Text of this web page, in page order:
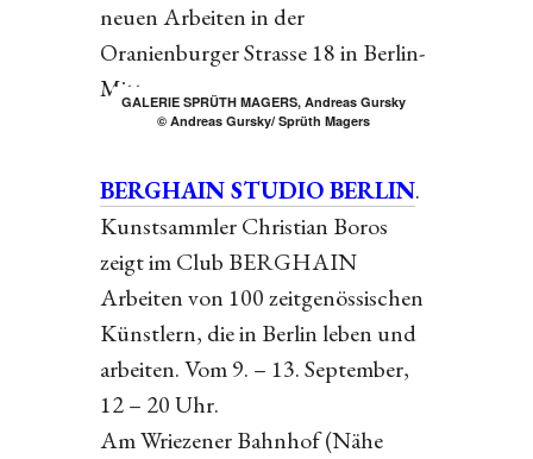
neuen Arbeiten in der
Oranienburger Strasse 18 in Berlin-
MitteGALERIE SPRÜTH MAGERS, Andreas Gursky
© Andreas Gursky/ Sprüth Magers
BERGHAIN STUDIO BERLIN.
Kunstsammler Christian Boros
zeigt im Club BERGHAIN
Arbeiten von 100 zeitgenössischen
Künstlern, die in Berlin leben und
arbeiten. Vom 9. – 13. September,
12 – 20 Uhr.
Am Wriezener Bahnhof (Nähe